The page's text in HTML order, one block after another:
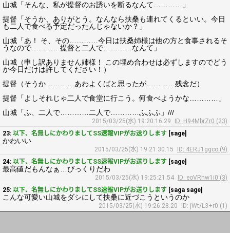
山城「そんな、私が提督のお誘いを断るなんて…………」
提督「そうか、ありがとう。なんなら扶桑も連れてくるといい。今日
も二人で食べる予定だったんじゃないか？」
山城「あ！ そ、その…………今日は扶桑姉様は他の方と食事されるそ
うなので…………提督と二人で…………なんて」
山城（申し訳ありません姉様！ この埋め合わせは必ずしますのでどう
か今日だけは許してください！）
提督（そうか…………あわよくばと思ったが…………残念だ）
提督「よしそれじゃ二人で食堂に行こう。何食べようかな…………」
山城「ふ、二人で…………二人で…………ふふふ」///
2015/03/25(水) 19:20:16.29
ID: H94MbrZr0 (23)
23: 以下、名無しにかわりましてSS速報VIPがお送りします [sage]
かわいい
2015/03/25(水) 19:21:30.15
ID: 4ERJ1ggco (9)
24: 以下、名無しにかわりましてSS速報VIPがお送りします [sage]
最高値だもんなぁ…びっくりだわ
2015/03/25(水) 19:25:21.54
ID: eoVRhw1i0 (3)
25: 以下、名無しにかわりましてSS速報VIPがお送りします [saga sage]
こんな可愛い山城をダシにして扶桑に近づこうというのか
2015/03/25(水) 19:26:28.20 ID: jWt/L3+r0 (1)